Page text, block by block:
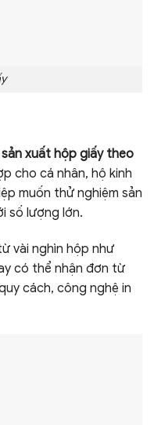
sản xuất hộp giấy theo
cho cá nhân, hộ kinh
muốn thử nghiệm sản
số lượng lớn.
vài nghìn hộp như
có thể nhận đơn từ
cách, công nghệ in